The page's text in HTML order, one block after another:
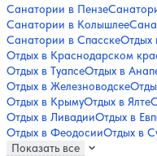
Санатории в Пензе
Санатории в Колышлее
Санатории в СпасскеОтдых
Отдых в Краснодарском
Отдых в ТуапсеОтдых в
Отдых в Железноводске
Отдых в КрымуОтдых в Ялте
Отдых в ЛивадииОтдых в
Отдых в ФеодосииОтдых в
Показать все